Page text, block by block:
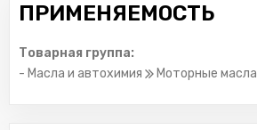
ПРИМЕНЯЕМОСТЬ
Товарная группа:
- Масла и автохимия
Моторные масла